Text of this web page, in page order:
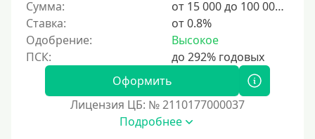
Сумма:
от 15 000 до 100 000 ₽
Ставка:
от 0.8%
Одобрение:
Высокое
Оформить
Лицензия ЦБ: № 2110177000037
Подробнее